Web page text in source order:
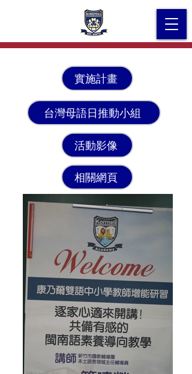
實施計畫
台灣母語日推動小組
活動影像
相關網頁